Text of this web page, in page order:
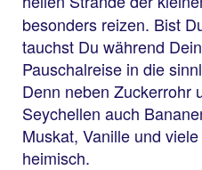
besonders reizen. Bist
tauchst Du während
Pauschalreise in die
Denn neben Zuckerrohr
Seychellen auch
Muskat, Vanille und
heimisch.